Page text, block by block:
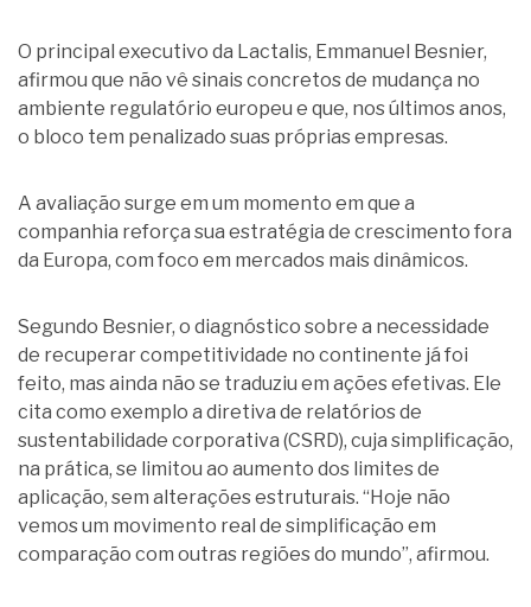
O principal executivo da Lactalis, Emmanuel Besnier,
afirmou que não vê sinais concretos de mudança no
ambiente regulatório europeu e que, nos últimos anos,
o bloco tem penalizado suas próprias empresas.
A avaliação surge em um momento em que a
companhia reforça sua estratégia de crescimento fora
da Europa, com foco em mercados mais dinâmicos.
Segundo Besnier, o diagnóstico sobre a necessidade
de recuperar competitividade no continente já foi
feito, mas ainda não se traduziu em ações efetivas. Ele
cita como exemplo a diretiva de relatórios de
sustentabilidade corporativa (CSRD), cuja simplificação,
na prática, se limitou ao aumento dos limites de
aplicação, sem alterações estruturais. “Hoje não
vemos um movimento real de simplificação em
comparação com outras regiões do mundo”, afirmou.